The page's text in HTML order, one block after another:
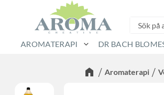
AROMATERAPI DR BACH
Aromaterapi